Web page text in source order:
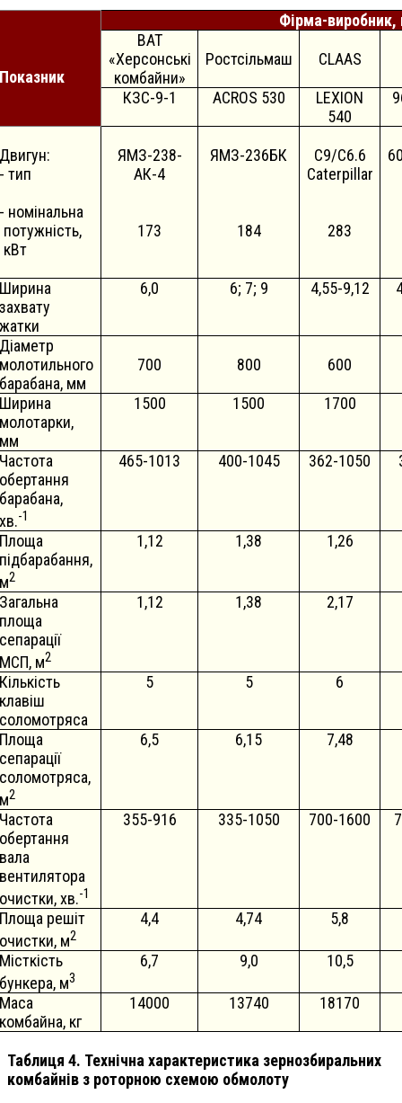
Показник
Фірма-
ВАТ
«Херсонські
комбайни»
Ростсільмаш CLAAS
КЗС-9-1 ACROS 530
LEXION
540
Двигун:
- тип
- номінальна
потужність,
кВт
ЯМЗ-238-
АК-4
173
ЯМЗ-236БК
184
С9/С6.6
Caterpillar
283
Ширина
захвату
жатки
6,0 6; 7; 9 4,55-9,12
Діаметр
молотильного
барабана, мм
700 800 600
Ширина
молотарки,
мм
1500 1500 1700
Частота
обертання
барабана,
хв.-1
465-1013 400-1045 362-1050
Площа
підбарабання,
м2
1,12 1,38 1,26
Загальна
площа
сепарації
МСП, м2
1,12 1,38 2,17
Кількість
клавіш
соломотряса
5 5 6
Площа
сепарації
соломотряса,
м2
6,5 6,15 7,48
Частота
обертання
вала
вентилятора
очистки, хв.-1
355-916 335-1050 700-1600
Площа решіт
очистки, м2
4,4 4,74 5,8
Місткість
бункера, м3
6,7 9,0 10,5
Маса
комбайна, кг
14000 13740 18170
Таблиця 4. Технічна характеристика зернозбиральних
комбайнів з роторною схемою обмолоту